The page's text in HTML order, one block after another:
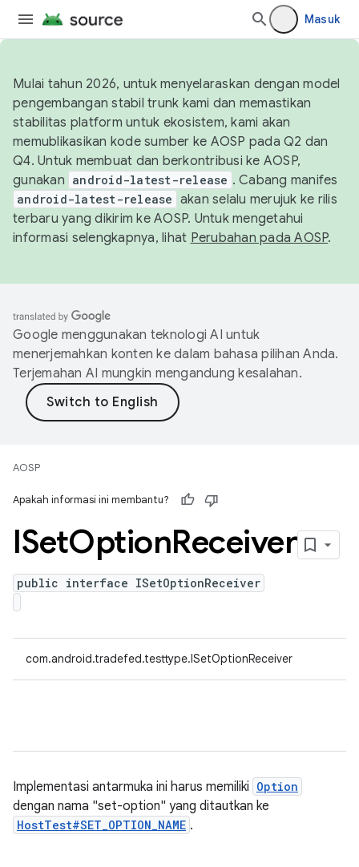
Masuk
Mulai tahun 2026, untuk menyelaraskan dengan model
pengembangan stabil trunk kami dan memastikan
stabilitas platform untuk ekosistem, kami akan
memublikasikan kode sumber ke AOSP pada Q2 dan
Q4. Untuk membuat dan berkontribusi ke AOSP,
gunakan android-latest-release . Cabang manifes
android-latest-release akan selalu merujuk ke rilis
terbaru yang dikirim ke AOSP. Untuk mengetahui
informasi selengkapnya, lihat Perubahan pada AOSP.
Google menggunakan teknologi AI untuk
menerjemahkan konten ke dalam bahasa pilihan Anda.
Terjemahan AI mungkin mengandung kesalahan.
AOSP
Apakah informasi ini membantu?
ISetOptionReceiver
public interface ISetOptionReceiver
com.android.tradefed.testtype.ISetOptionReceiver
Implementasi antarmuka ini harus memiliki Option
dengan nama "set-option" yang ditautkan ke
HostTest#SET_OPTION_NAME .